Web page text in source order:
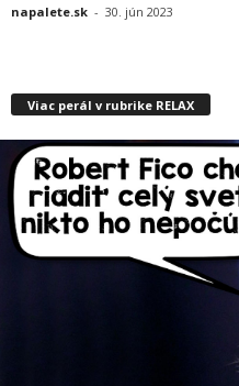
napalete.sk - 30. jún 2023
Viac perál v rubrike RELAX